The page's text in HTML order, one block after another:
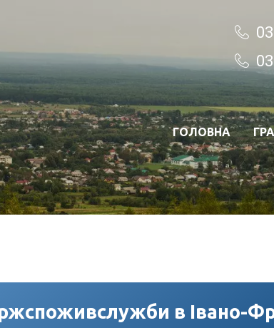
ГОЛОВНА
в Івано-